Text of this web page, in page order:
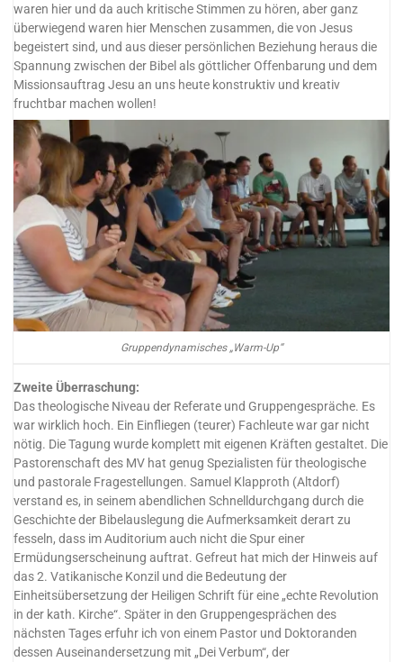
waren hier und da auch kritische Stimmen zu hören, aber ganz
überwiegend waren hier Menschen zusammen, die von Jesus
begeistert sind, und aus dieser persönlichen Beziehung heraus die
Spannung zwischen der Bibel als göttlicher Offenbarung und dem
Missionsauftrag Jesu an uns heute konstruktiv und kreativ
fruchtbar machen wollen!
Gruppendynamisches „Warm-Up“
Zweite Überraschung:
Das theologische Niveau der Referate und Gruppengespräche. Es
war wirklich hoch. Ein Einfliegen (teurer) Fachleute war gar nicht
nötig. Die Tagung wurde komplett mit eigenen Kräften gestaltet. Die
Pastorenschaft des MV hat genug Spezialisten für theologische
und pastorale Fragestellungen. Samuel Klapproth (Altdorf)
verstand es, in seinem abendlichen Schnelldurchgang durch die
Geschichte der Bibelauslegung die Aufmerksamkeit derart zu
fesseln, dass im Auditorium auch nicht die Spur einer
Ermüdungserscheinung auftrat. Gefreut hat mich der Hinweis auf
das 2. Vatikanische Konzil und die Bedeutung der
Einheitsübersetzung der Heiligen Schrift für eine „echte Revolution
in der kath. Kirche“. Später in den Gruppengesprächen des
nächsten Tages erfuhr ich von einem Pastor und Doktoranden
dessen Auseinandersetzung mit „Dei Verbum“, der